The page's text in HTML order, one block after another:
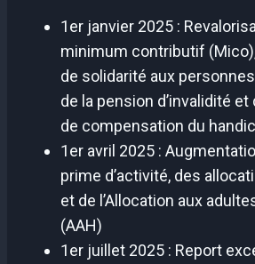
1er janvier 2025 :
minimum contributif (Mico),
de solidarité aux
de la pension d’invalidité
de compensation du
1er avril 2025 :
prime d’activité, des
et de l’Allocation aux
(AAH)
1er juillet 2025 : Report